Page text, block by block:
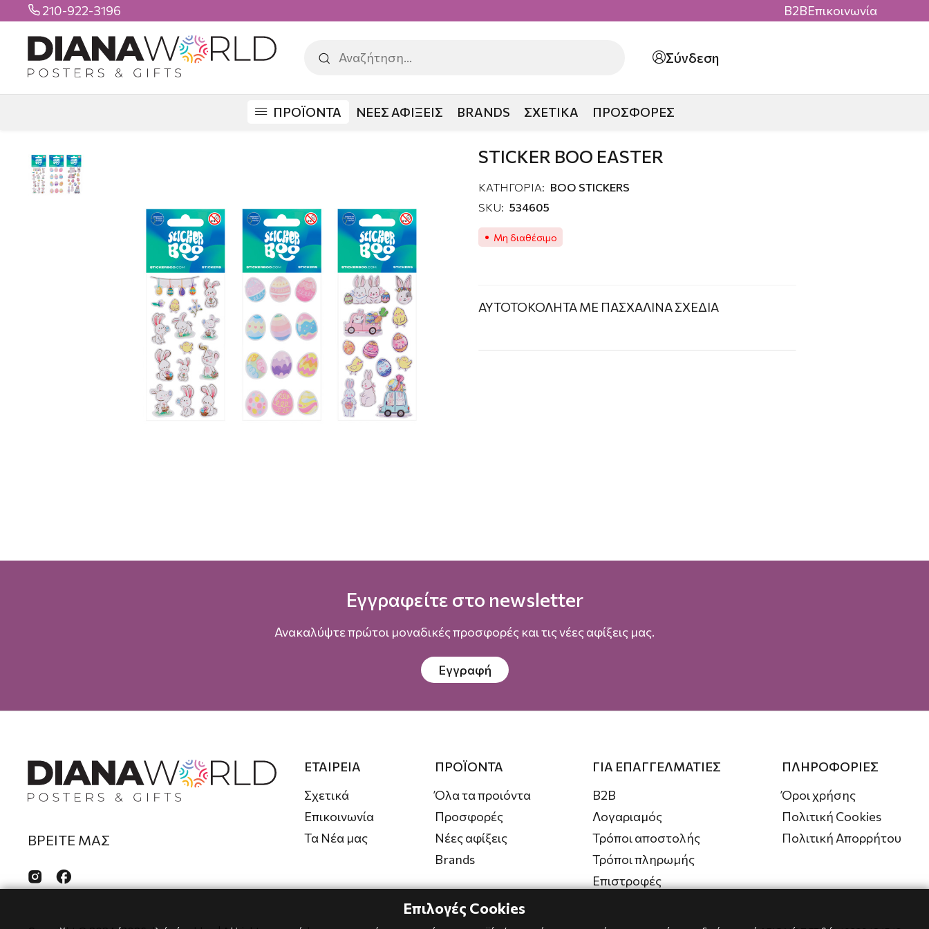
 210-922-3196 B2BΕπικοινωνία
Σύνδεση
ΠΡΟΪΟΝΤΑ ΝΕΕΣ ΑΦΙΞΕΙΣ BRANDS ΣΧΕΤΙΚΑ ΠΡΟΣΦΟΡΕΣ
STICKER BOO EASTER
ΚΑΤΗΓΟΡΙΑ: ΒΟΟ STICKERS
SKU: 534605
Μη διαθέσιμο
ΑΥΤΟΤΟΚΟΛΗΤΑ ΜΕ ΠΑΣΧΑΛΙΝΑ ΣΧΕΔΙΑ
Εγγραφείτε στο newsletter
Ανακαλύψτε πρώτοι μοναδικές προσφορές και τις νέες αφίξεις μας.
Εγγραφή
ΒΡΕΙΤΕ ΜΑΣ
 
ΕΤΑΙΡΕΙΑ
Σχετικά
Επικοινωνία
Τα Νέα μας
ΠΡΟΪΟΝΤΑ
Όλα τα προιόντα
Προσφορές
Νέες αφίξεις
Brands
ΓΙΑ ΕΠΑΓΓΕΛΜΑΤΙΕΣ
B2B
Λογαριαμός
Τρόποι αποστολής
Τρόποι πληρωμής
Επιστροφές
ΠΛΗΡΟΦΟΡΙΕΣ
Όροι χρήσης
Πολιτική Cookies
Πολιτική Απορρήτου
Επιλογές Cookies